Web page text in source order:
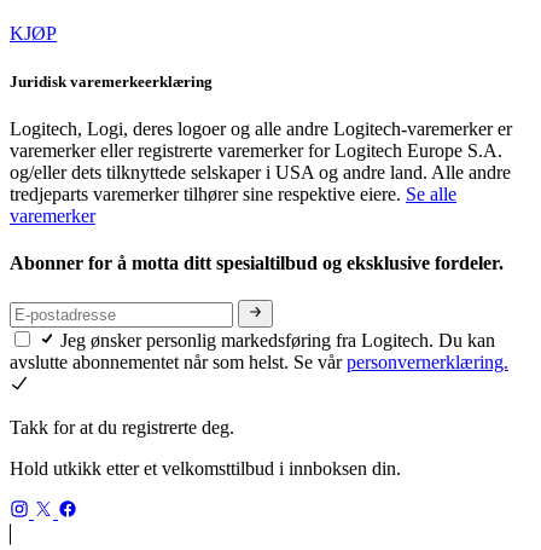
KJØP
Juridisk varemerkeerklæring
Logitech, Logi, deres logoer og alle andre Logitech-varemerker er
varemerker eller registrerte varemerker for Logitech Europe S.A.
og/eller dets tilknyttede selskaper i USA og andre land. Alle andre
tredjeparts varemerker tilhører sine respektive eiere. Se alle
varemerker
Abonner for å motta ditt spesialtilbud og eksklusive fordeler.
Jeg ønsker personlig markedsføring fra Logitech. Du kan
avslutte abonnementet når som helst. Se vårpersonvernerklæring.
Takk for at du registrerte deg.
Hold utkikk etter et velkomsttilbud i innboksen din.